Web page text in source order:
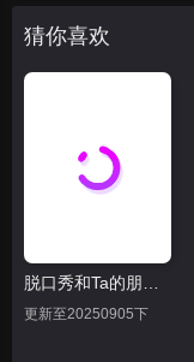
猜你喜欢
脱口秀和Ta的朋友们 第二季
更新至20250905下